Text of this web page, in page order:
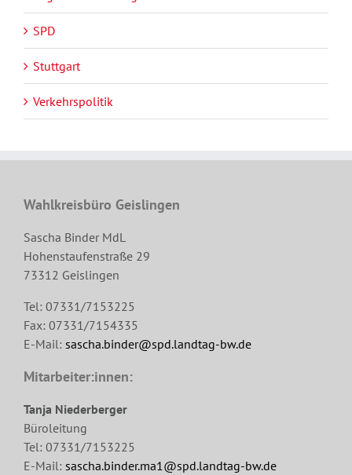
SPD
Stuttgart
Verkehrspolitik
Wahlkreisbüro Geislingen
Sascha Binder MdL
Hohenstaufenstraße 29
73312 Geislingen
Tel: 07331/7153225
Fax: 07331/7154335
E-Mail: sascha.binder@spd.landtag-bw.de
Mitarbeiter:innen:
Tanja Niederberger
Büroleitung
Tel: 07331/7153225
E-Mail: sascha.binder.ma1@spd.landtag-bw.de